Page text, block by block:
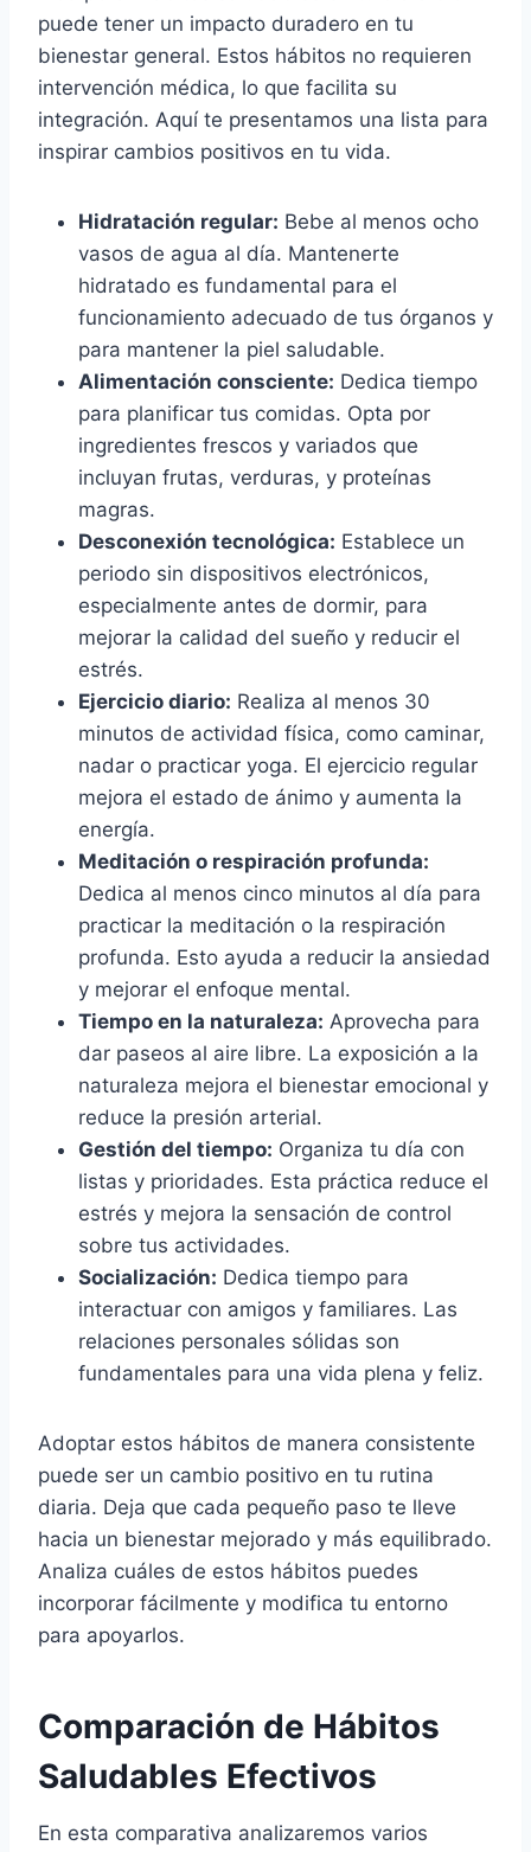
puede tener un impacto duradero en tu
bienestar general. Estos hábitos no requieren
intervención médica, lo que facilita su
integración. Aquí te presentamos una lista para
inspirar cambios positivos en tu vida.
Hidratación regular: Bebe al menos ocho
vasos de agua al día. Mantenerte
hidratado es fundamental para el
funcionamiento adecuado de tus órganos y
para mantener la piel saludable.
Alimentación consciente: Dedica tiempo
para planificar tus comidas. Opta por
ingredientes frescos y variados que
incluyan frutas, verduras, y proteínas
magras.
Desconexión tecnológica: Establece un
periodo sin dispositivos electrónicos,
especialmente antes de dormir, para
mejorar la calidad del sueño y reducir el
estrés.
Ejercicio diario: Realiza al menos 30
minutos de actividad física, como caminar,
nadar o practicar yoga. El ejercicio regular
mejora el estado de ánimo y aumenta la
energía.
Meditación o respiración profunda:
Dedica al menos cinco minutos al día para
practicar la meditación o la respiración
profunda. Esto ayuda a reducir la ansiedad
y mejorar el enfoque mental.
Tiempo en la naturaleza: Aprovecha para
dar paseos al aire libre. La exposición a la
naturaleza mejora el bienestar emocional y
reduce la presión arterial.
Gestión del tiempo: Organiza tu día con
listas y prioridades. Esta práctica reduce el
estrés y mejora la sensación de control
sobre tus actividades.
Socialización: Dedica tiempo para
interactuar con amigos y familiares. Las
relaciones personales sólidas son
fundamentales para una vida plena y feliz.
Adoptar estos hábitos de manera consistente
puede ser un cambio positivo en tu rutina
diaria. Deja que cada pequeño paso te lleve
hacia un bienestar mejorado y más equilibrado.
Analiza cuáles de estos hábitos puedes
incorporar fácilmente y modifica tu entorno
para apoyarlos.
Comparación de Hábitos
Saludables Efectivos
En esta comparativa analizaremos varios